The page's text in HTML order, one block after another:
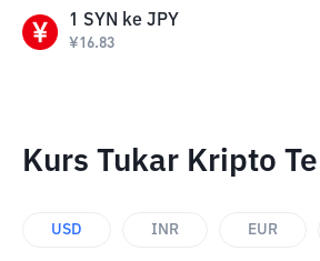
1 SYN ke JPY
¥16.83
Kurs Tukar Kripto
USD INR EUR